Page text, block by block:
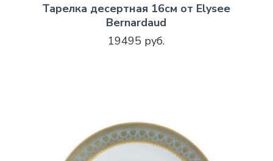
Тарелка десертная 16см от Elysee
Bernardaud
19495 руб.